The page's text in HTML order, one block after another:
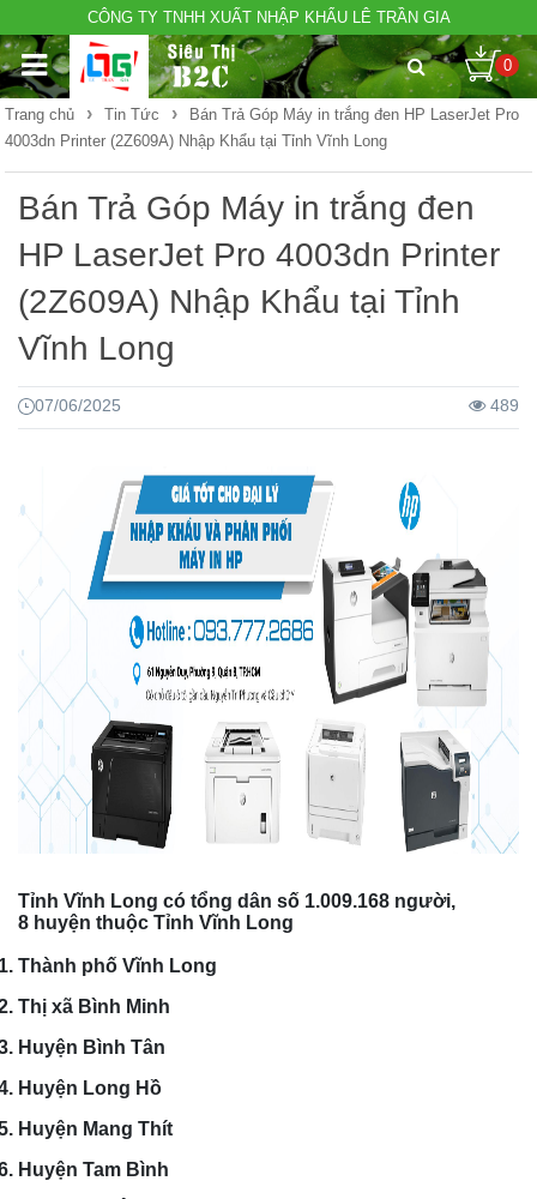
CÔNG TY TNHH XUẤT NHẬP KHẨU LÊ TRẦN GIA
0
Trang chủ › Tin Tức ›
Bán Trả Góp Máy in trắng đen HP LaserJet Pro
4003dn Printer (2Z609A) Nhập Khẩu tại Tỉnh Vĩnh Long
Bán Trả Góp Máy in trắng đen
HP LaserJet Pro 4003dn Printer
(2Z609A) Nhập Khẩu tại Tỉnh
Vĩnh Long
07/06/2025 489
Tỉnh Vĩnh Long có tổng dân số 1.009.168 người,
8 huyện thuộc Tỉnh Vĩnh Long
Thành phố Vĩnh Long
Thị xã Bình Minh
Huyện Bình Tân
Huyện Long Hồ
Huyện Mang Thít
Huyện Tam Bình